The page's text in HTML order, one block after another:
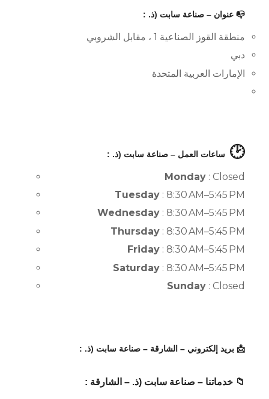
📭 عنوان – صناعة سابت (ذ. :
منطقة القوز الصناعية 1 ، مقابل الشروبي
دبي
الإمارات العربية المتحدة
🕑 ساعات العمل – صناعة سابت (ذ. :
Monday : Closed
Tuesday : 8:30 AM–5:45 PM
Wednesday : 8:30 AM–5:45 PM
Thursday : 8:30 AM–5:45 PM
Friday : 8:30 AM–5:45 PM
Saturday : 8:30 AM–5:45 PM
Sunday : Closed
📩 بريد إلكتروني – الشارقة – صناعة سابت (ذ. :
📁 خدماتنا – صناعة سابت (ذ. – الشارقة :